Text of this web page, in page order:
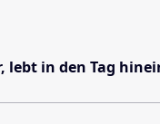
in den Tag